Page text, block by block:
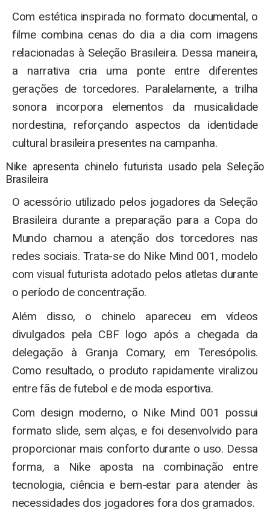
Com estética inspirada no formato documental, o
filme combina cenas do dia a dia com imagens
relacionadas à Seleção Brasileira. Dessa maneira,
a narrativa cria uma ponte entre diferentes
gerações de torcedores. Paralelamente, a trilha
sonora incorpora elementos da musicalidade
nordestina, reforçando aspectos da identidade
cultural brasileira presentes na campanha.
Nike apresenta chinelo futurista usado pela Seleção
Brasileira
O acessório utilizado pelos jogadores da Seleção
Brasileira durante a preparação para a Copa do
Mundo chamou a atenção dos torcedores nas
redes sociais. Trata-se do Nike Mind 001, modelo
com visual futurista adotado pelos atletas durante
o período de concentração.
Além disso, o chinelo apareceu em vídeos
divulgados pela CBF logo após a chegada da
delegação à Granja Comary, em Teresópolis.
Como resultado, o produto rapidamente viralizou
entre fãs de futebol e de moda esportiva.
Com design moderno, o Nike Mind 001 possui
formato slide, sem alças, e foi desenvolvido para
proporcionar mais conforto durante o uso. Dessa
forma, a Nike aposta na combinação entre
tecnologia, ciência e bem-estar para atender às
necessidades dos jogadores fora dos gramados.